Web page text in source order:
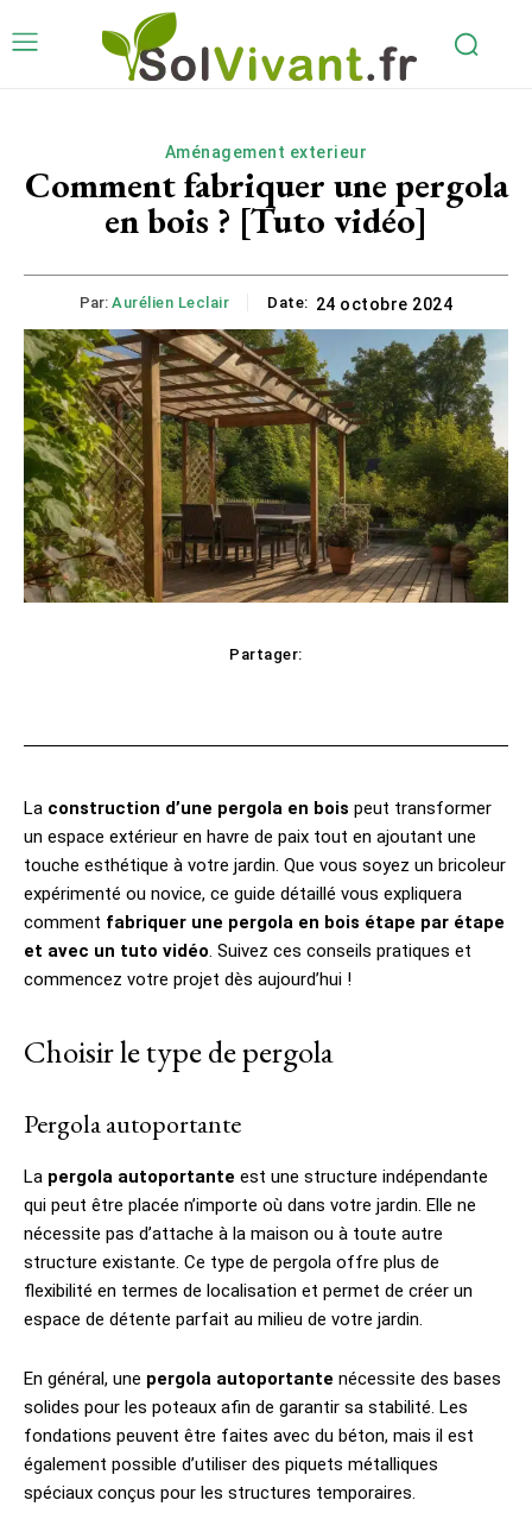
Aménagement exterieur
Comment fabriquer une pergola
en bois ? [Tuto vidéo]
Par: Aurélien Leclair Date: 24 octobre 2024
Partager:
La construction d’une pergola en bois peut transformer
un espace extérieur en havre de paix tout en ajoutant une
touche esthétique à votre jardin. Que vous soyez un bricoleur
expérimenté ou novice, ce guide détaillé vous expliquera
comment fabriquer une pergola en bois étape par étape
et avec un tuto vidéo. Suivez ces conseils pratiques et
commencez votre projet dès aujourd’hui !
Choisir le type de pergola
Pergola autoportante
La pergola autoportante est une structure indépendante
qui peut être placée n’importe où dans votre jardin. Elle ne
nécessite pas d’attache à la maison ou à toute autre
structure existante. Ce type de pergola offre plus de
flexibilité en termes de localisation et permet de créer un
espace de détente parfait au milieu de votre jardin.
En général, une pergola autoportante nécessite des bases
solides pour les poteaux afin de garantir sa stabilité. Les
fondations peuvent être faites avec du béton, mais il est
également possible d’utiliser des piquets métalliques
spéciaux conçus pour les structures temporaires.